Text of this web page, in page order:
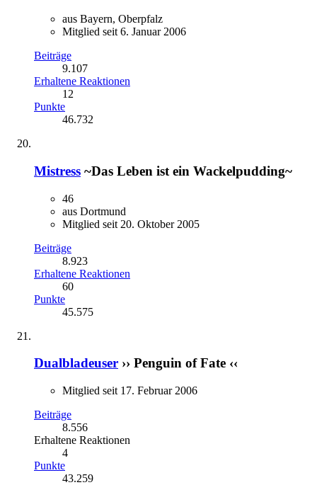
aus Bayern, Oberpfalz
Mitglied seit 6. Januar 2006
Beiträge
9.107
Erhaltene Reaktionen
12
Punkte
46.732
Mistress ~Das Leben ist ein Wackelpudding~
46
aus Dortmund
Mitglied seit 20. Oktober 2005
Beiträge
8.923
Erhaltene Reaktionen
60
Punkte
45.575
Dualbladeuser ›› Penguin of Fate ‹‹
Mitglied seit 17. Februar 2006
Beiträge
8.556
Erhaltene Reaktionen
4
Punkte
43.259